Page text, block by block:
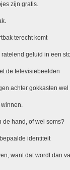
zijn gratis.
terecht komt
geluid in een
de televisiebeelden
achter gokkasten
winnen.
de hand, of wel soms?
identiteit
want dat wordt dan